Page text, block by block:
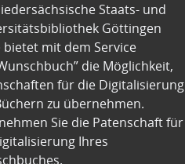
Staats- und
Göttingen
bietet mit dem Service
die Möglichkeit,
für die Digitalisierung
zu übernehmen.
Sie die Patenschaft für
Ihres